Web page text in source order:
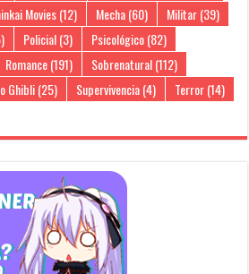
Movies(12) Mecha(60) Militar(39)
Policial(3) Psicológico(82)
Romance(191) Sobrenatural(112)
Ghibli(25) Supervivencia(4) Terror(14)